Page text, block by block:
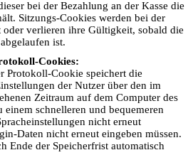
bei der Bezahlung an der Kasse die
Sitzungs-Cookies werden bei der
verlieren ihre Gültigkeit, sobald die
ist.
Cookies:
Protokoll-Cookie speichert die
der Nutzer über den im
Zeitraum auf dem Computer des
einem schnelleren und bequemeren
nicht erneut
Daten nicht erneut eingeben müssen.
Ende der Speicherfrist automatisch